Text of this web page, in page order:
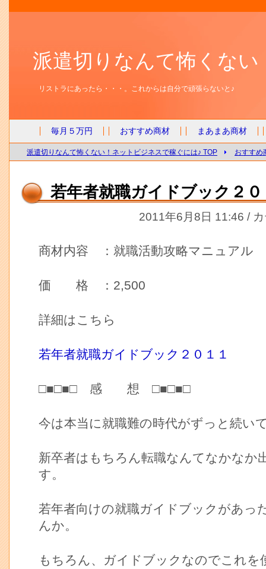
派遣切りなんて怖くな
リストラにあったら・・・。これからは自分で頑張らないと♪
毎月５万円 おすすめ商材 まあまあ商材
派遣切りなんて怖くない！ネットビジネスで稼ぐには♪ TOP おすすめ
若年者就職ガイドブック２０
2011年6月8日 11:46 /
商材内容 ：就職活動攻略マニュアル
価 格 ：2,500
詳細はこちら
若年者就職ガイドブック２０１１
□■□■□ 感 想 □■□■□
今は本当に就職難の時代がずっと続い
新卒者はもちろん転職なんてなかなか
す。
若年者向けの就職ガイドブックがあっ
んか。
もちろん、ガイドブックなのでこれを